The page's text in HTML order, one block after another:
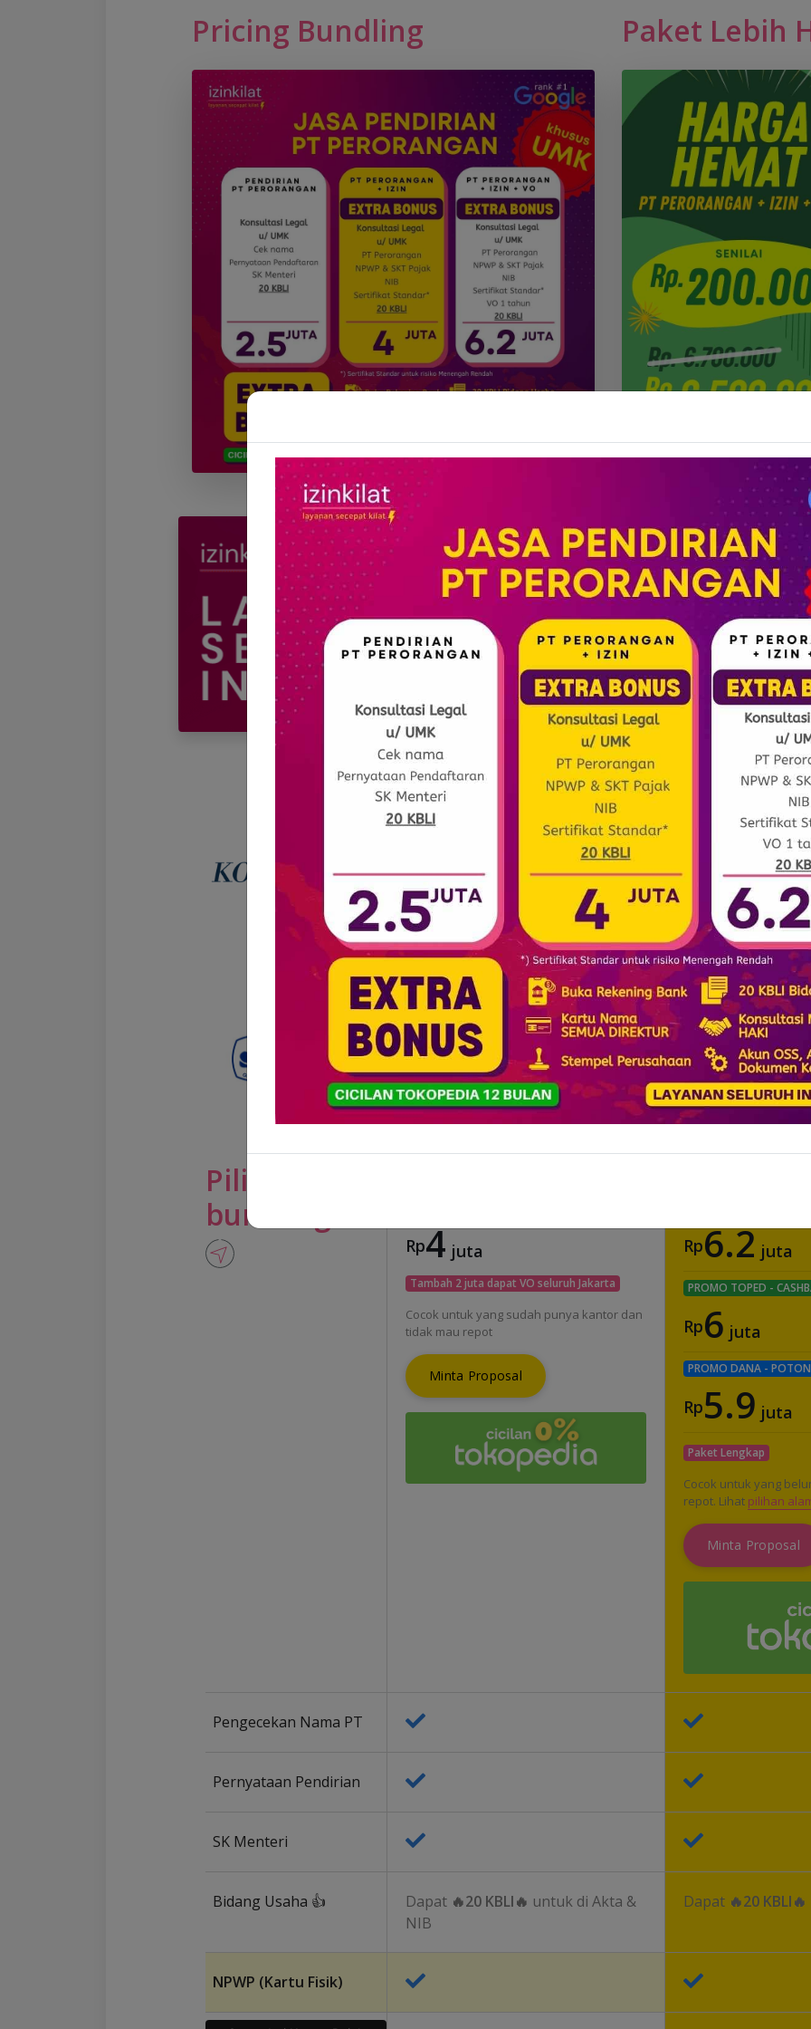
Pricing Bundling Paket Lebih
Izin Kilat Telah Diliput
Bonus: Opening Bank Account
Pilih
bundling
Rp4 juta
Tambah 2 juta dapat VO seluruh Jakarta
Cocok untuk yang sudah punya kantor dan
tidak mau repot
Minta Proposal
Rp6.2 juta
PROMO TOPED -
Rp6 juta
PROMO DANA -
Rp5.9 juta
Paket Lengkap
Cocok untuk yang
repot. Lihat pilihan
Minta Proposal
Pengecekan Nama PT
Pernyataan Pendirian
SK Menteri
Bidang Usaha 👍 Dapat 🔥20 KBLI🔥 untuk di Akta &
NIB
Dapat 🔥20 KBLI🔥
NPWP (Kartu Fisik)